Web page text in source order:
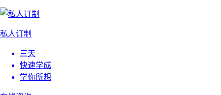
私人订制
三天
快速学成
学你所想